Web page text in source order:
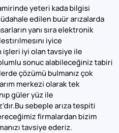
yeteri kada bilgisi
edilen buür arızalarda
yanı sıra elektronik
iyice
işleri iyi olan tavsiye ile
sonuc alabileceğiniz tabiri
çözümü bulmanız çok
merkezi olarak tek
güler yüz ile
sebeple arıza tespiti
firmalardan bizim
tavsiye ederiz.